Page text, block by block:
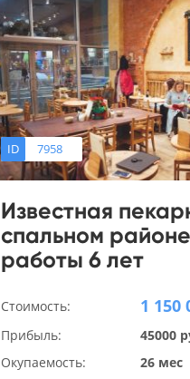
ID 7958
Известная
спальном
работы 6 лет
Стоимость: 1 150
Прибыль:
45000
Окупаемость:
26 мес